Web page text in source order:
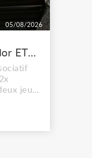
05/08/2026
12x Lustr Selador ETC Led 7x colors filtres
jeux